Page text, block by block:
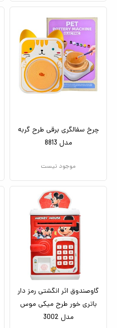
چرخ سفالگری برقی طرح گربه
مدل 8813
موجود نیست
گاوصندوق اثر انگشتی رمز دار
باتری خور طرح میکی موس
مدل 3002